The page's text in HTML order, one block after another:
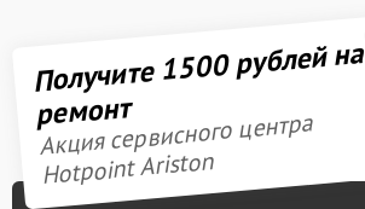
Получите 1500 рублей на
ремонт
Акция сервисного центра
Hotpoint Ariston